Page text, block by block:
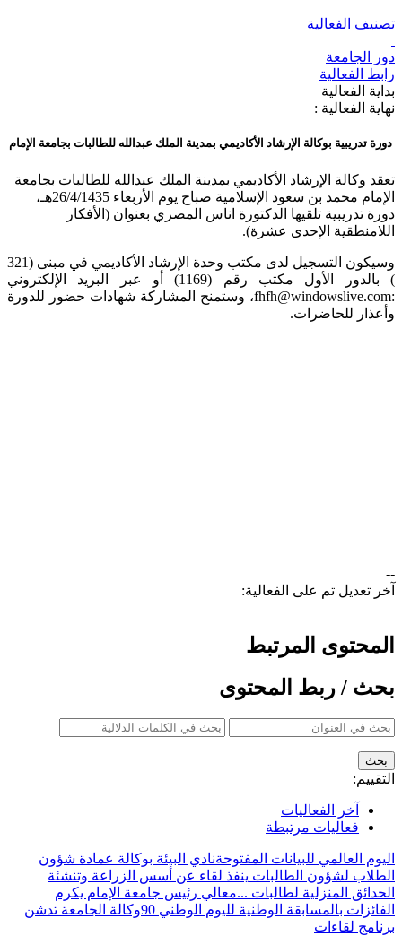
تصنيف الفعالية
دور الجامعة
رابط الفعالية
بداية الفعالية
نهاية الفعالية :
دورة تدريبية بوكالة الإرشاد الأكاديمي بمدينة الملك عبدالله للطالبات بجامعة الإمام
​تعقد وكالة الإرشاد الأكاديمي بمدينة الملك عبدالله للطالبات بجامعة
الإمام محمد بن سعود الإسلامية صباح يوم الأربعاء 26/4/1435هـ،
دورة تدريبية تلقيها الدكتورة اناس المصري بعنوان (الأفكار
اللامنطقية الإحدى عشرة).
وسيكون التسجيل لدى مكتب وحدة الإرشاد الأكاديمي في مبنى (321
) بالدور الأول مكتب رقم (1169) أو عبر البريد الإلكتروني
:fhfh@windowslive.com، وستمنح المشاركة شهادات حضور للدورة
وأعذار للحاضرات.
--
آخر تعديل تم على الفعالية:
المحتوى المرتبط
بحث / ربط المحتوى
التقييم:
آخر الفعاليات
فعاليات مرتبطة
اليوم العالمي للبيانات المفتوحةنادي البيئة بوكالة عمادة شؤون
الطلاب لشؤون الطالبات ينفذ لقاء عن أسس الزراعة وتنشئة
الحدائق المنزلية لطالبات ...معالي رئيس جامعة الإمام يكرم
الفائزات بالمسابقة الوطنية لليوم الوطني 90
وكالة الجامعة تدشن
برنامج لقاءات